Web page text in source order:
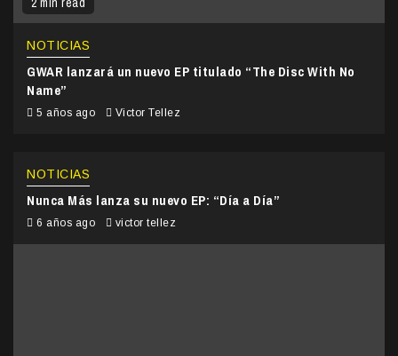
NOTICIAS
GWAR lanzará un nuevo EP titulado “The Disc With No
Name”
5 años ago Victor Tellez
NOTICIAS
Nunca Más lanza su nuevo EP: “Día a Día”
6 años ago victor tellez